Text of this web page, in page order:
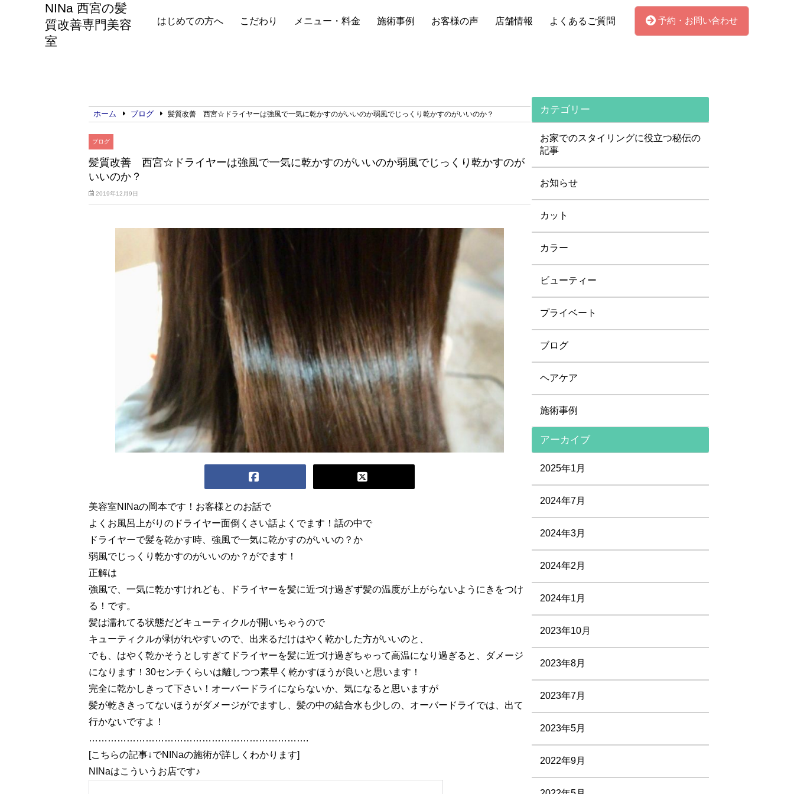
NINa 西宮の髪
質改善専門美容
室
はじめての方へ こだわり メニュー・料金 施術事例 お客様の声 店舗情報 よくあるご質問 予約・お問い合わせ
ホーム ブログ 髪質改善 西宮☆ドライヤーは強風で一気に乾かすのがいいのか弱風でじっくり乾かすのがいいのか？
ブログ
髪質改善 西宮☆ドライヤーは強風で一気に乾かすのがいいのか弱風でじっくり乾かすのが
いいのか？
2019年12月9日
美容室NINaの岡本です！お客様とのお話で
よくお風呂上がりのドライヤー面倒くさい話よくでます！話の中で
ドライヤーで髪を乾かす時、強風で一気に乾かすのがいいの？か
弱風でじっくり乾かすのがいいのか？がでます！
正解は
強風で、一気に乾かすけれども、ドライヤーを髪に近づけ過ぎず髪の温度が上がらないようにきをつけ
る！です。
髪は濡れてる状態だどキューティクルが開いちゃうので
キューティクルが剥がれやすいので、出来るだけはやく乾かした方がいいのと、
でも、はやく乾かそうとしすぎてドライヤーを髪に近づけ過ぎちゃって高温になり過ぎると、ダメージ
になります！30センチくらいは離しつつ素早く乾かすほうが良いと思います！
完全に乾かしきって下さい！オーバードライにならないか、気になると思いますが
髪が乾ききってないほうがダメージがでますし、髪の中の結合水も少しの、オーバードライでは、出て
行かないですよ！
…………………………………………………………….
[こちらの記事↓でNINaの施術が詳しくわかります]
NINaはこういうお店です♪
カテゴリー
お家でのスタイリングに役立つ秘伝の
記事
お知らせ
カット
カラー
ビューティー
プライベート
ブログ
ヘアケア
施術事例
アーカイブ
2025年1月
2024年7月
2024年3月
2024年2月
2024年1月
2023年10月
2023年8月
2023年7月
2023年5月
2022年9月